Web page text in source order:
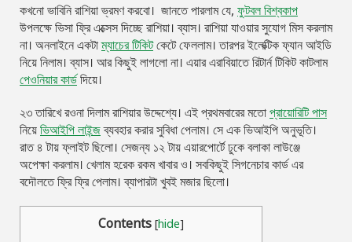
কখনো ভাবিনি রাশিয়া ভ্রমণ করবো। জানতে পারলাম যে, ফুটবল বিশ্বকাপ
উপলক্ষে ভিসা ফ্রি এক্সেস দিচ্ছে রাশিয়া। ব্যাস। রাশিয়া যাওয়ার সুযোগ মিস করলাম
না। অনলাইনে একটাম্যাচের টিকিটকেটে ফেললাম। তারপর ইলেক্টিক ফ্যান আইডি
নিয়ে নিলাম। ব্যাস। আর কিছুই লাগলো না। এয়ার এরাবিয়াতে রিটার্ন টিকিট কাটলাম
পেওনিয়ার কার্ডদিয়ে।
২৩ তারিখে রওনা দিলাম রাশিয়ার উদ্দেশ্যে। এই প্রথমবারের মতোপ্রায়োরিটি পাস
নিয়েভিআইপি লাইন্জব্যবহার করার সুবিধা পেলাম। সে এক ভিআইপি অনুভূতি।
রাত ৪ টায় ফ্লাইট ছিলো। সেজন্য ১২ টায় এয়ারপোর্টে ঢুকে বলাকা লাউঞ্জে
অপেক্ষা করলাম। খেলাম হরেক রকম খাবার ও। সবকিছুই সিগনেচার কার্ড এর
বদৌলতে ফ্রি ফ্রি পেলাম। ব্যাপারটা খুবই মজার ছিলো।
Contents [hide]